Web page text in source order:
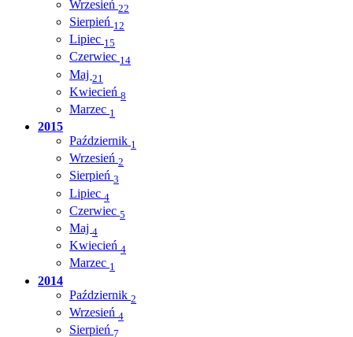
Wrzesień 22
Sierpień 12
Lipiec 15
Czerwiec 14
Maj 21
Kwiecień 8
Marzec 1
2015
Październik 1
Wrzesień 2
Sierpień 3
Lipiec 4
Czerwiec 5
Maj 4
Kwiecień 4
Marzec 1
2014
Październik 2
Wrzesień 4
Sierpień 7